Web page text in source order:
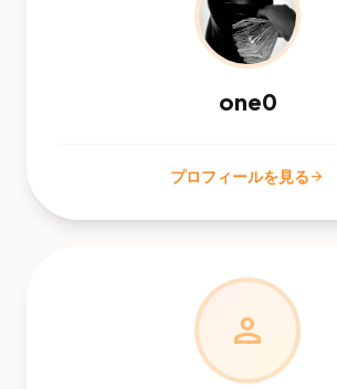
one0
プロフィールを見るarrow_forward
person